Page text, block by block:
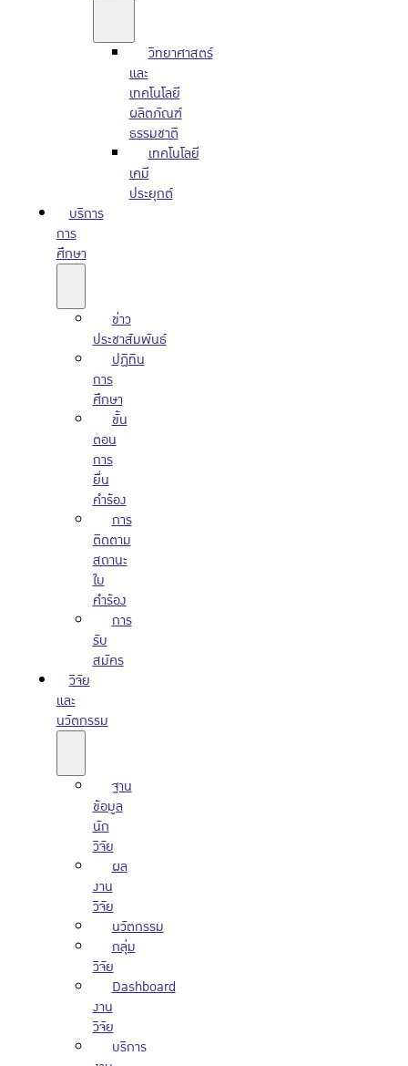
วิทยาศาสตร์
และ
เทคโนโลยี
ผลิตภัณฑ์
ธรรมชาติ
เทคโนโลยี
เคมี
ประยุกต์
บริการ
การ
ศึกษา
ข่าว
ประชาสัมพันธ์
ปฏิทิน
การ
ศึกษา
ขั้น
ตอน
การ
ยื่น
คำร้อง
การ
ติดตาม
สถานะ
ใบ
คำร้อง
การ
รับ
สมัคร
วิจัย
และ
นวัตกรรม
ฐาน
ข้อมูล
นัก
วิจัย
ผล
งาน
วิจัย
นวัตกรรม
กลุ่ม
วิจัย
Dashboard
งาน
วิจัย
บริการ